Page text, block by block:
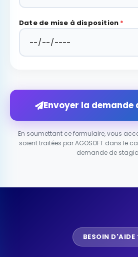
Date de mise à disposition *
Envoyer la
En soumettant ce formulaire, vous
soient traitées par AGOSOFT dans le
demande de
BESOIN D'AIDE